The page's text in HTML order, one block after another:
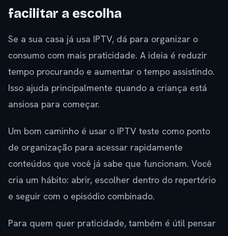
facilitar a escolha
Se a sua casa já usa IPTV, dá para organizar o
consumo com mais praticidade. A ideia é reduzir
tempo procurando e aumentar o tempo assistindo.
Isso ajuda principalmente quando a criança está
ansiosa para começar.
Um bom caminho é usar o IPTV teste como ponto
de organização para acessar rapidamente
conteúdos que você já sabe que funcionam. Você
cria um hábito: abrir, escolher dentro do repertório
e seguir com o episódio combinado.
Para quem quer praticidade, também é útil pensar